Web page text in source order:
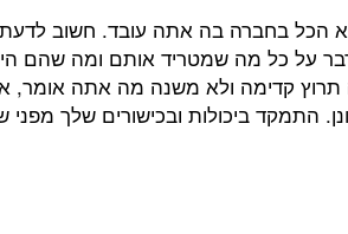
הכל בחברה בה אתה עובד. חשוב
על כל מה שמטריד אותם ומה שהם
קדימה ולא משנה מה אתה אומר,
התמקד ביכולות ובכישורים שלך מפני